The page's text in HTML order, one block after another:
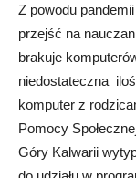
Z powodu
przejść na
brakuje
niedostateczna
komputer z
Pomocy
Góry Kalwarii